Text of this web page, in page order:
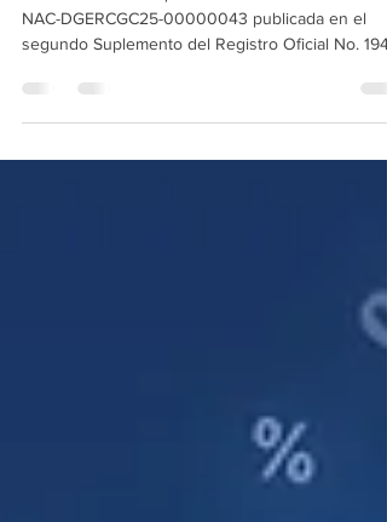
Damos a conocer que mediante la Resolución No.
NAC-DGERCGC25-00000043 publicada en el
Internas (SRI), dispone la actualización de los